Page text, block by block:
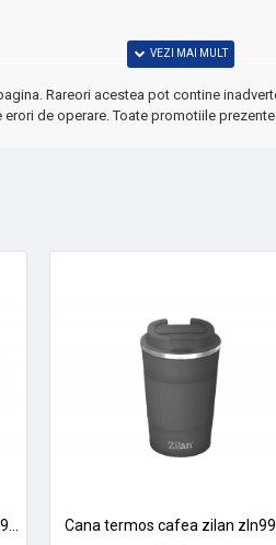
Rareori acestea pot contine
de operare. Toate promotiile
Cana termos cafea zilan zln9879 - 380ml, inox, perete dublu, mentine temperatura 8h, gri